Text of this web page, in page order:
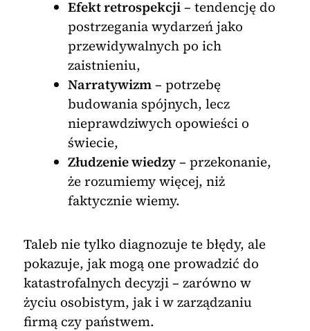
Efekt retrospekcji– tendencję do
postrzegania wydarzeń jako
przewidywalnych po ich
zaistnieniu,
Narratywizm– potrzebę
budowania spójnych, lecz
nieprawdziwych opowieści o
świecie,
Złudzenie wiedzy– przekonanie,
że rozumiemy więcej, niż
faktycznie wiemy.
Taleb nie tylko diagnozuje te błędy, ale
pokazuje, jak mogą one prowadzić do
katastrofalnych decyzji – zarówno w
życiu osobistym, jak i w zarządzaniu
firmą czy państwem.